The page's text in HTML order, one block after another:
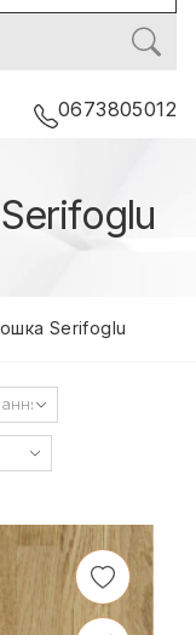
0673805012
Serifoglu